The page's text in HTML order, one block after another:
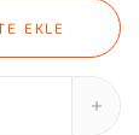
EKLE